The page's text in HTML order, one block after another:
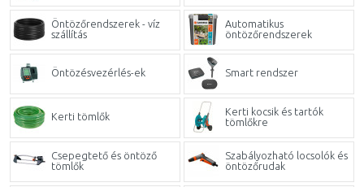
Öntözőrendszerek - víz
szállítás
Automatikus
öntözőrendszerek
Öntözésvezérlés-ek Smart rendszer
Kerti tömlők
Kerti kocsik és tartók
tömlőkre
Csepegtető és öntöző
tömlők
Szabályozható locsolók és
öntözőrudak